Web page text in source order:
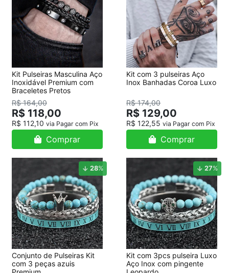
Kit Pulseiras Masculina Aço
Inoxidável Premium com
Braceletes Pretos
R$ 164,00
R$ 118,00
R$ 112,10 via Pagar com Pix
Comprar
Kit com 3 pulseiras Aço
Inox Banhadas Coroa Luxo
R$ 174,00
R$ 129,00
R$ 122,55 via Pagar com Pix
Comprar
28%
Conjunto de Pulseiras Kit
com 3 peças azuis
27%
Kit com 3pcs pulseira Luxo
Aço Inox com pingente